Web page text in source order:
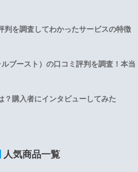
判を調査してわかったサービスの特徴
ブースト）の口コミ評判を調査！本当
？購入者にインタビューしてみた
人気商品一覧